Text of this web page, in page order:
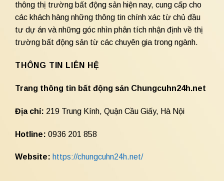
thông thị trường bất động sản hiện nay, cung cấp cho
các khách hàng những thông tin chính xác từ chủ đầu
tư dự án và những góc nhìn phân tích nhận định về thị
trường bất động sản từ các chuyên gia trong ngành.
THÔNG TIN LIÊN HỆ
Trang thông tin bất động sản Chungcuhn24h.net
Địa chỉ: 219 Trung Kính, Quận Cầu Giấy, Hà Nội
Hotline: 0936 201 858
Website: https://chungcuhn24h.net/